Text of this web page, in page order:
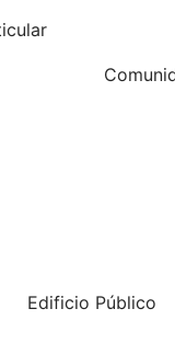
Edificio Público